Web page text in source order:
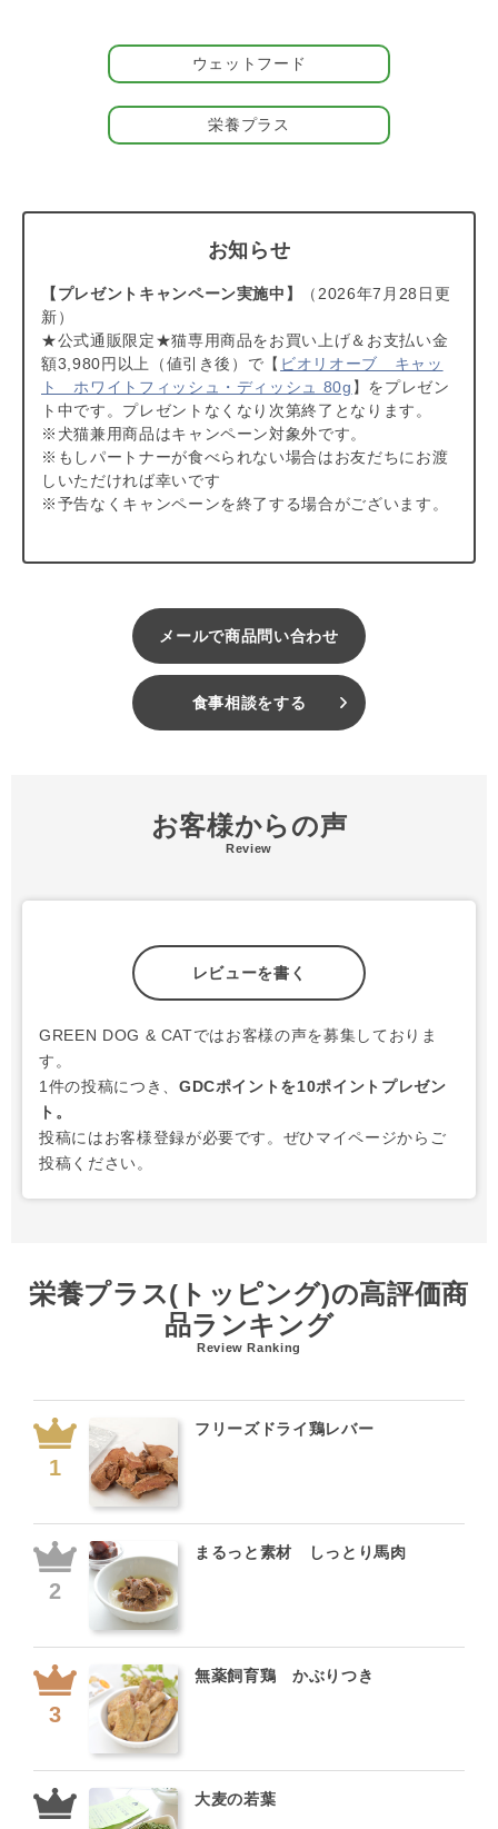
配合。ただ毛玉を出すだけでなく、腸内環境（善玉菌）までサポ
ート。お腹の調子を整えることで、毎日のすっきりを内側から維
かつおベースの贅沢なおいしさ
てのウェットフードなので、おいしく食べながら、パートナー
（愛猫）に不足しがちな水分もしっかり補給できます。
毛玉の排出をサポートする食材
◎りんご：りんご由来の食物繊維が善玉菌を助け、お腹の調子を
整えます。
◎キトサン：動物性食物繊維。飲み込んだ被毛の自然な排出をサ
ポート。
◎フラクトオリゴ糖：善玉菌が喜ぶエサで腸内環境を整えます。
こんなパートナーにおすすめ
◎毛玉を吐くのが苦手なパートナー
◎長毛種やきれい好きで何度もグルーミングするパートナー
の監修のもとレシピが設計されました。安全な国内製造。一般食
として、普段の総合栄養食にトッピングしてお使いください。
Care Deli（ケアデリ）ラインアップ
Care Deli（ケアデリ）は7種類。パートナーのお悩みや気になる
症状に合わせて使い分けてくださいね。
ウェットフード
栄養プラス
お知らせ
【プレゼントキャンペーン実施中】
（2026年7月28日更
新）
★公式通販限定★猫専用商品をお買い上げ＆お支払い金
額3,980円以上（値引き後）で【 ビオリオーブ キャッ
ト ホワイトフィッシュ・ディッシュ 80g 】をプレゼン
ト中です。プレゼントなくなり次第終了となります。
※犬猫兼用商品はキャンペーン対象外です。
※もしパートナーが食べられない場合はお友だちにお渡
しいただければ幸いです
※予告なくキャンペーンを終了する場合がございます。
メールで商品問い合わせ
食事相談をする
お客様からの声
Review
レビューを書く
GREEN DOG & CATではお客様の声を募集しておりま
す。
1件の投稿につき、 GDCポイントを10ポイントプレゼン
ト。
投稿にはお客様登録が必要です。ぜひマイページからご
投稿ください。
栄養プラス(トッピング)の高評価商
品ランキング
Review Ranking
フリーズドライ鶏レバー
まるっと素材 しっとり馬肉
無薬飼育鶏 かぶりつき
大麦の若葉